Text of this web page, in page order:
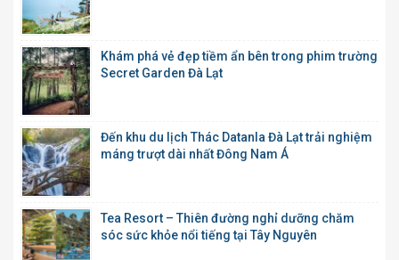
Khám phá vẻ đẹp tiềm ẩn bên trong phim trường
Secret Garden Đà Lạt
Đến khu du lịch Thác Datanla Đà Lạt trải nghiệm
máng trượt dài nhất Đông Nam Á
Tea Resort – Thiên đường nghỉ dưỡng chăm
sóc sức khỏe nổi tiếng tại Tây Nguyên